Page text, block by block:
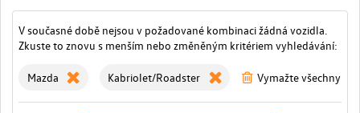
V současné době nejsou v požadované kombinaci žádná vozidla.
Zkuste to znovu s menším nebo změněným kritériem vyhledávání:
Mazda Kabriolet/Roadster Vymažte všechny